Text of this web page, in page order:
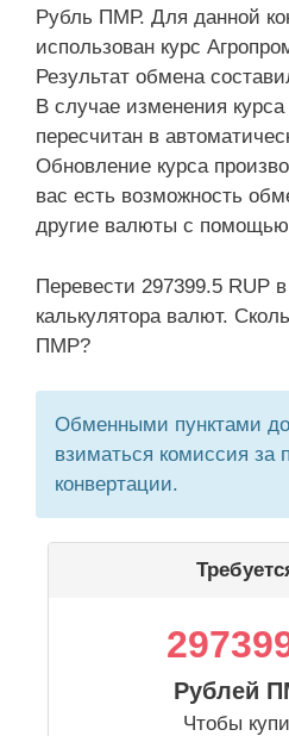
Рубль ПМР. Для данной
использован курс
Результат обмена
В случае изменения курса
пересчитан в
Обновление курса
вас есть возможность
другие валюты с
Перевести 297399.5 RUP
калькулятора валют.
ПМР?
Обменными пунктами
взиматься комиссия за
конвертации.
Рублей
Чтобы